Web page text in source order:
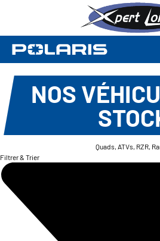
NOS
Quads, ATVs, RZR,
Filtrer & Trier